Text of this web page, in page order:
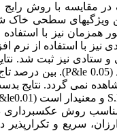
مقایسه با روش
ویژگی­های سطحی
همزمان نیز با استفاده
نیز ثبت شد.
(
P&le 0.05). بین درصد
در سطح 5 درصد مشاهده نمی
و معنی­دار است (
روش عکسبرداری
سریع و تکرار­پذیر